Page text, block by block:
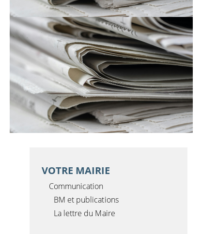
VOTRE MAIRIE
Communication
BM et publications
La lettre du Maire